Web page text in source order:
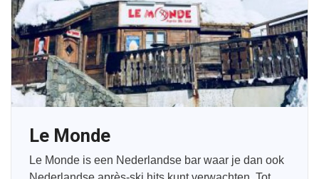
Le Monde
Le Monde is een Nederlandse bar waar je dan ook